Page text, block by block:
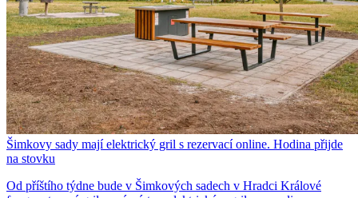
Šimkovy sady mají elektrický gril s rezervací online. Hodina přijde
na stovku
Od příštího týdne bude v Šimkových sadech v Hradci Králové